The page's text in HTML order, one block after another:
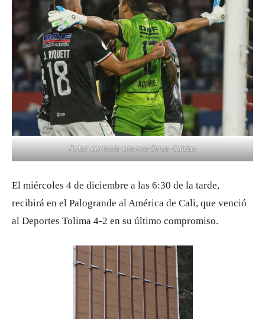
Foto: cortesía prensa Once Caldas
El miércoles 4 de diciembre a las 6:30 de la tarde,
recibirá en el Palogrande al América de Cali, que venció
al Deportes Tolima 4-2 en su último compromiso.